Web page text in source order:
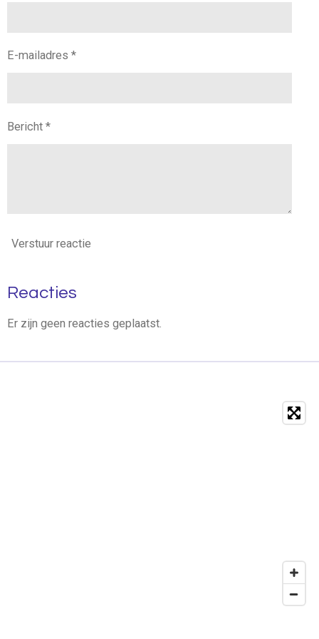
E-mailadres *
Bericht *
Verstuur reactie
Reacties
Er zijn geen reacties geplaatst.